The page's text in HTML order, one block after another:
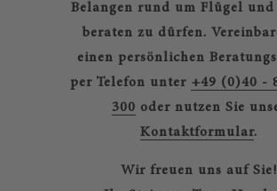
Belangen rund um Flügel
beraten zu dürfen.
einen persönlichen
per Telefon unter +49 (0)40 -
300 oder nutzen Sie
Kontaktformular.
Wir freuen uns auf Sie!